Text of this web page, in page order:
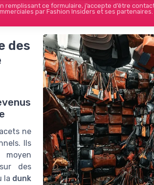
remplissant ce formulaire, j’accepte d’être
par Fashion Insiders et ses partenaires.
des
ne
Ils
des
la dunk